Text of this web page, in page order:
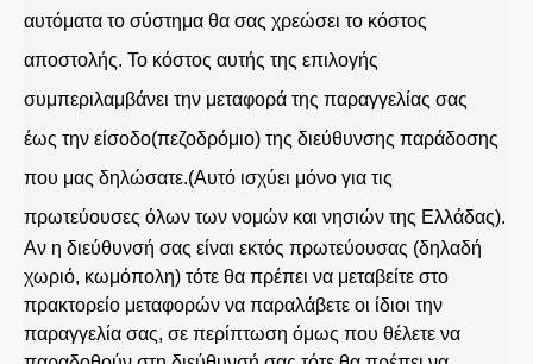
αυτόματα το σύστημα θα σας χρεώσει το κόστος
αποστολής. Το κόστος αυτής της επιλογής
συμπεριλαμβάνει την μεταφορά της παραγγελίας σας
έως την είσοδο(πεζοδρόμιο) της διεύθυνσης παράδοσης
που μας δηλώσατε.(Αυτό ισχύει μόνο για τις
πρωτεύουσες όλων των νομών και νησιών της Ελλάδας).
Αν η διεύθυνσή σας είναι εκτός πρωτεύουσας (δηλαδή
χωριό, κωμόπολη) τότε θα πρέπει να μεταβείτε στο
πρακτορείο μεταφορών να παραλάβετε οι ίδιοι την
παραγγελία σας, σε περίπτωση όμως που θέλετε να